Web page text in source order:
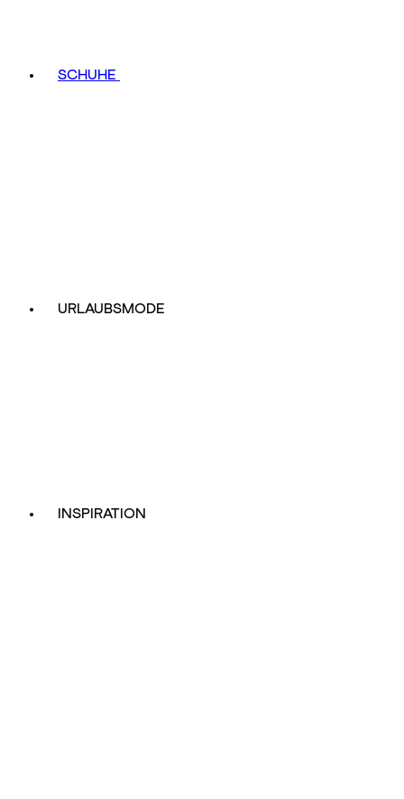
SCHUHE
URLAUBSMODE
INSPIRATION